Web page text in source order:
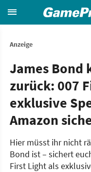
Anzeige
James Bond
zurück: 007
exklusive
Amazon
Hier müsst ihr nicht
Bond ist – sichert
First Light als